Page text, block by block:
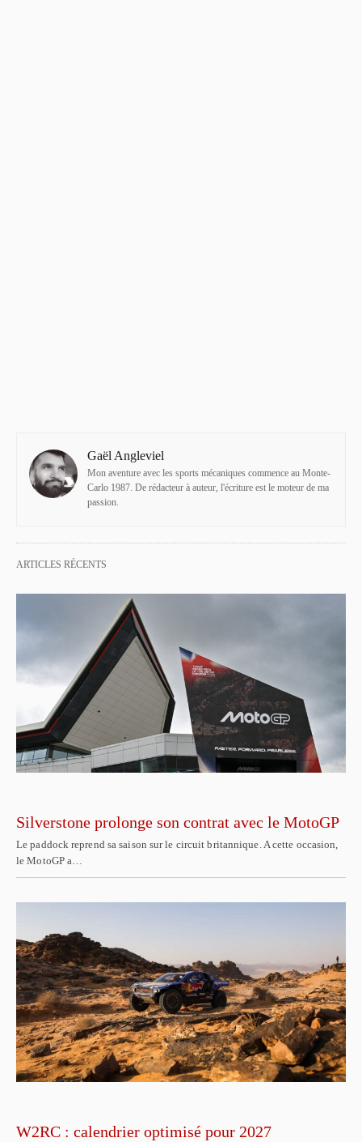
Gaël Angleviel
Mon aventure avec les sports mécaniques commence au Monte-
Carlo 1987. De rédacteur à auteur, l'écriture est le moteur de ma
passion.
ARTICLES RÉCENTS
Silverstone prolonge son contrat avec le MotoGP
Le paddock reprend sa saison sur le circuit britannique. A cette occasion,
le MotoGP a…
W2RC : calendrier optimisé pour 2027